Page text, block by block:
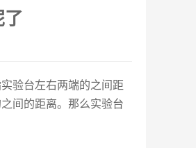
了
验台左右两端的之间距
间的距离。那么实验台